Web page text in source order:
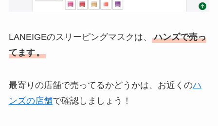
LANEIGEのスリーピングマスクは、
ハンズで売っ
てます。
最寄りの店舗で売ってるかどうかは、お近くのハ
ンズの店舗で確認しましょう！